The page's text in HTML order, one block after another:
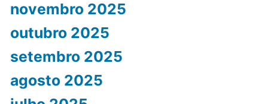
novembro 2025
outubro 2025
setembro 2025
agosto 2025